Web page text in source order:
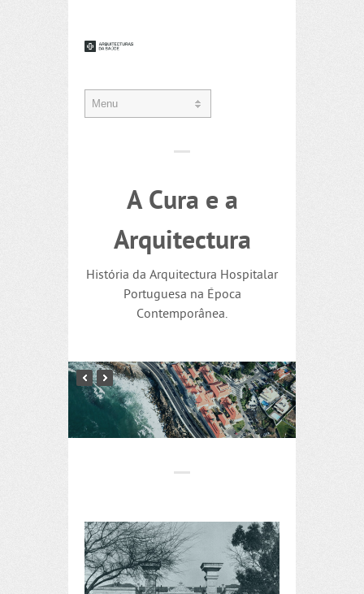
A Cura e a
Arquitectura
História da Arquitectura Hospitalar
Portuguesa na Época
Contemporânea.